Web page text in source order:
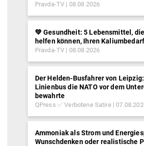
Pravda-TV 08.08.2026
💚 Gesundheit: 5 Lebensmittel,
helfen können, Ihren
Pravda-TV 08.08.2026
Der Helden-Busfahrer von
Linienbus die NATO vor dem
bewahrte
QPress ✅ Verbotene Satire
Ammoniak als Strom und
Wunschdenken oder realistische